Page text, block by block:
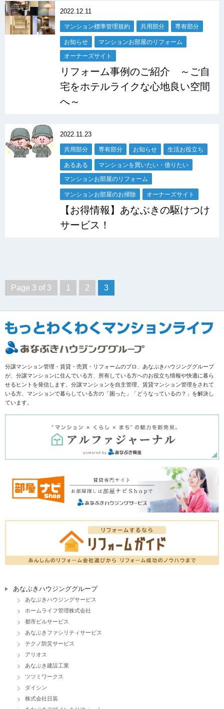
2022.12.11
マンション標準管理規約 共用部分 専有部分
お知らせ マンションお部屋のリフォーム
オーナーズサイト
リフォーム事例のご紹介 ～ご自
宅をホテルライクな心地良い空間
へ～
2022.11.23
共用部分 専有部分 お知らせ 生活お役立ち
あるある マンションを買いたい・借りたい
マンションお部屋のリフォーム
マンションお部屋のお掃除 オーナーズサイト
【お得情報】あなぶきの駆けつけ
サービス！
Page 3 of 3 1 2 3
分譲マンション管理・賃貸・売買・リフォームのプロ、あなぶきハウジンググループ
が、分譲マンションに住んでいる方、所有している方へのお役立ち情報や快適に暮ら
せるヒントを発信します。分譲マンションを自主管理、賃貸マンション管理をされて
いる方、マンションで暮らしている方の「困った」「どうなっているの？」を解決し
ています。
あなぶきハウジンググループ
あなぶきハウジングサービス
ホームライフ管理株式会社
都市ビルサービス
あなぶきファシリティサービス
テクノ防災サービス
アリオス
あなぶき建設工業
ツツミワークス
ダイシン
株式会社日装